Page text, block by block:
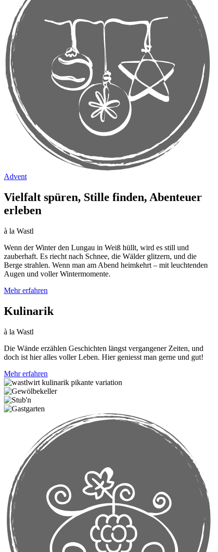
Advent
Vielfalt spüren, Stille finden, Abenteuer
erleben
à la Wastl
Wenn der Winter den Lungau in Weiß hüllt, wird es still und
zauberhaft. Es riecht nach Schnee, die Wälder glitzern, und die
Berge strahlen. Wenn man am Abend heimkehrt – mit leuchtenden
Augen und voller Wintermomente.
Mehr erfahren
Kulinarik
à la Wastl
Die Wände erzählen Geschichten längst vergangener Zeiten, und
doch ist hier alles voller Leben. Hier geniesst man gerne und gut!
Mehr erfahren